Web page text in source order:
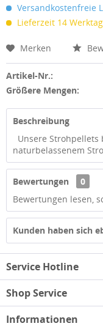
Versandkostenfreie
Lieferzeit 14
Merken
Artikel-Nr.:
Größere Mengen:
Beschreibung
Unsere Strohpellets
naturbelassenem
Bewertungen
0
Bewertungen lesen,
Kunden haben sich
Service Hotline
Shop Service
Informationen